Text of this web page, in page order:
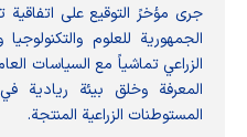
جرى مؤخرً التوقيع على
الجمهورية للعلوم
الزراعي تماشياً مع السياسات
المعرفة وخلق بيئة ريادية
المستوطنات الزراعية المنتجة.